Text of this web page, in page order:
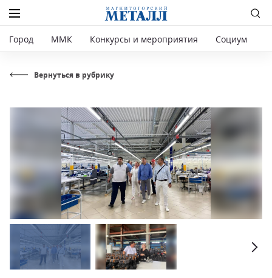
Город ММК Конкурсы и мероприятия Социум
Вернуться в рубрику